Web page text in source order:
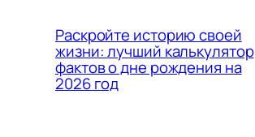
Раскройте историю своей
жизни: лучший калькулятор
фактов о дне рождения на
2026 год